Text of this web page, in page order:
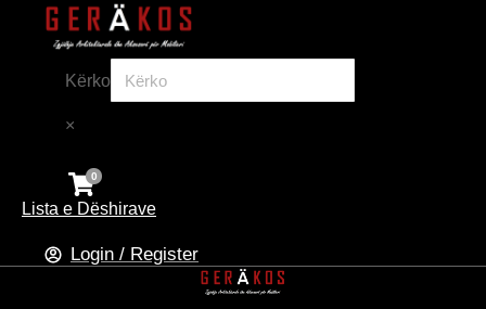
Kërko
×
Lista e Dëshirave
Login / Register